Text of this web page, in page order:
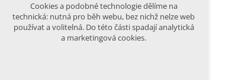
ODMÍTNOUT VŠE
Cookies a podobné technologie dělíme na
technická: nutná pro běh webu, bez nichž nelze web
používat a volitelná. Do této části spadají analytická
a marketingová cookies.